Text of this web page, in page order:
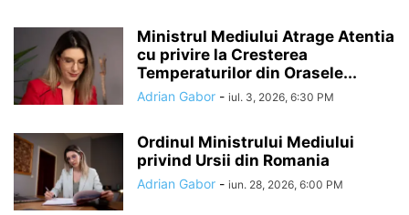
Ministrul Mediului Atrage Atentia
cu privire la Cresterea
Temperaturilor din Orasele...
Adrian Gabor - iul. 3, 2026, 6:30 PM
Ordinul Ministrului Mediului
privind Ursii din Romania
Adrian Gabor - iun. 28, 2026, 6:00 PM